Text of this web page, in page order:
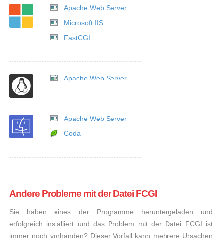
Apache Web Server
Microsoft IIS
FastCGI
Apache Web Server
Apache Web Server
Coda
Andere Probleme mit der Datei FCGI
Sie haben eines der Programme heruntergeladen und
erfolgreich installiert und das Problem mit der Datei FCGI ist
immer noch vorhanden? Dieser Vorfall kann mehrere Ursachen